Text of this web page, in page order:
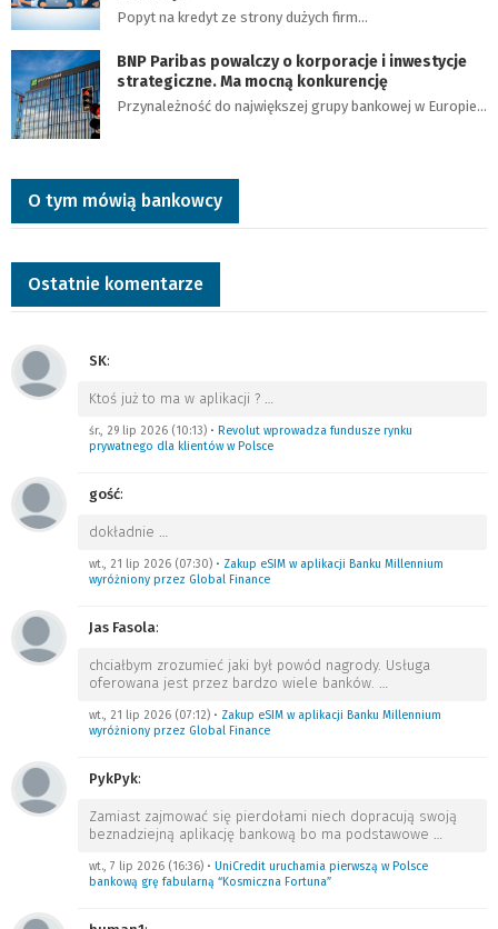
Popyt na kredyt ze strony dużych firm…
BNP Paribas powalczy o korporacje i inwestycje
strategiczne. Ma mocną konkurencję
Przynależność do największej grupy bankowej w Europie…
O tym mówią bankowcy
Ostatnie komentarze
SK:
Ktoś już to ma w aplikacji ? …
śr., 29 lip 2026 (10:13) • Revolut wprowadza fundusze rynku
prywatnego dla klientów w Polsce
gość:
dokładnie …
wt., 21 lip 2026 (07:30) • Zakup eSIM w aplikacji Banku Millennium
wyróżniony przez Global Finance
Jas Fasola:
chciałbym zrozumieć jaki był powód nagrody. Usługa
oferowana jest przez bardzo wiele banków. …
wt., 21 lip 2026 (07:12) • Zakup eSIM w aplikacji Banku Millennium
wyróżniony przez Global Finance
PykPyk:
Zamiast zajmować się pierdołami niech dopracują swoją
beznadziejną aplikację bankową bo ma podstawowe …
wt., 7 lip 2026 (16:36) • UniCredit uruchamia pierwszą w Polsce
bankową grę fabularną “Kosmiczna Fortuna”